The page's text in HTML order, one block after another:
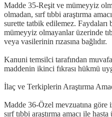
Madde 35-Reşit ve mümeyyiz
olmadan, sırf tıbbi araştırma
surette tatbik edilemez. Faydaları
mümeyyiz olmayanlar üzerinde
veya vasilerinin rızasına bağlıdır.
Kanuni temsilci tarafından
maddenin ikinci fıkrası hükmü
İlaç ve Terkiplerin Araştırma
Madde 36-Özel mevzuatına göre
sırf tıbbi araştırma amacı ile